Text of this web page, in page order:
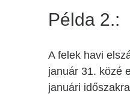
Példa 2.:
A felek havi
január 31. közé
januári